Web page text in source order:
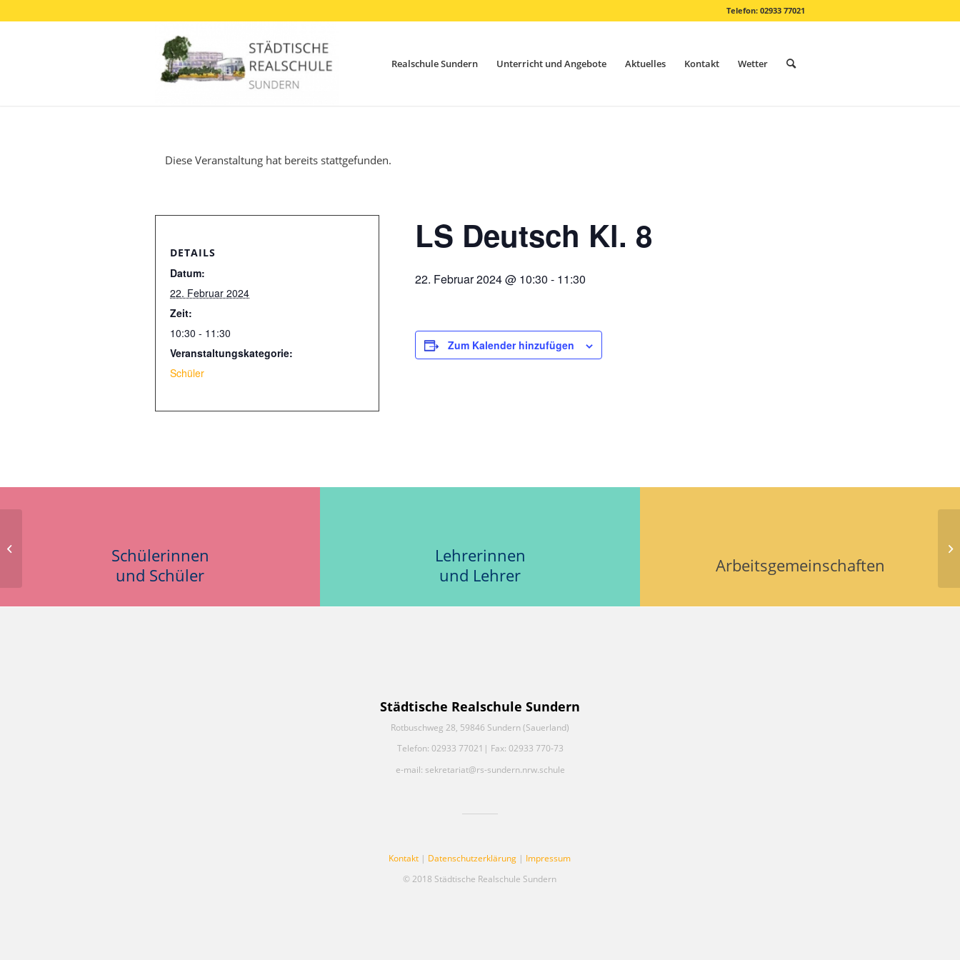
Telefon: 02933 77021
Realschule Sundern Unterricht und Angebote Aktuelles Kontakt Wetter
Diese Veranstaltung hat bereits stattgefunden.
LS Deutsch Kl. 8
22. Februar 2024 @ 10:30 - 11:30
Zum Kalender hinzufügen
DETAILS
Datum:
22. Februar 2024
Zeit:
10:30 - 11:30
Veranstaltungskategorie:
Schüler
Schülerinnen
und Schüler
Lehrerinnen
und Lehrer
Arbeitsgemeinschaften
Städtische Realschule Sundern
Rotbuschweg 28, 59846 Sundern (Sauerland)
Telefon: 02933 77021| Fax: 02933 770-73
e-mail: sekretariat@rs-sundern.nrw.schule
Kontakt | Datenschutzerklärung | Impressum
© 2018 Städtische Realschule Sundern